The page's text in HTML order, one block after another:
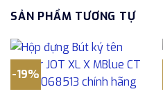
SẢN PHẨM TƯƠNG TỰ
-19%